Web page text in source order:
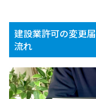
建設業許可の変更
流れ